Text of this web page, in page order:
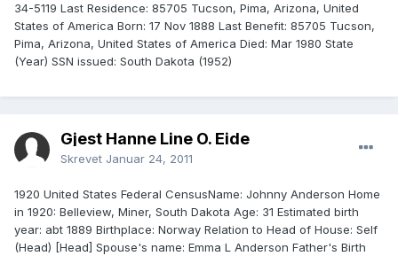
34-5119 Last Residence: 85705 Tucson, Pima, Arizona, United
States of America Born: 17 Nov 1888 Last Benefit: 85705 Tucson,
Pima, Arizona, United States of America Died: Mar 1980 State
(Year) SSN issued: South Dakota (1952)
Gjest Hanne Line O. Eide
Skrevet Januar 24, 2011
1920 United States Federal CensusName: Johnny Anderson Home
in 1920: Belleview, Miner, South Dakota Age: 31 Estimated birth
year: abt 1889 Birthplace: Norway Relation to Head of House: Self
(Head) [Head] Spouse's name: Emma L Anderson Father's Birth